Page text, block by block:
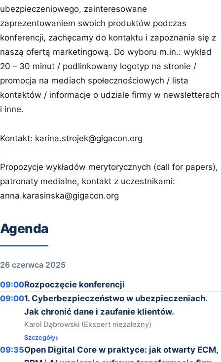
ubezpieczeniowego, zainteresowane
zaprezentowaniem swoich produktów podczas
konferencji, zachęcamy do kontaktu i zapoznania się z
naszą ofertą marketingową. Do wyboru m.in.: wykład
20 – 30 minut / podlinkowany logotyp na stronie /
promocja na mediach społecznościowych / lista
kontaktów / informacje o udziale firmy w newsletterach
i inne.
Kontakt: karina.strojek@gigacon.org
Propozycje wykładów merytorycznych (call for papers),
patronaty medialne, kontakt z uczestnikami:
anna.karasinska@gigacon.org
Agenda
26 czerwca 2025
09:00Rozpoczęcie konferencji
09:001. Cyberbezpieczeństwo w ubezpieczeniach.
Jak chronić dane i zaufanie klientów.
Karol Dąbrowski (Ekspert niezależny)
Szczegóły
09:35Open Digital Core w praktyce: jak otwarty ECM,